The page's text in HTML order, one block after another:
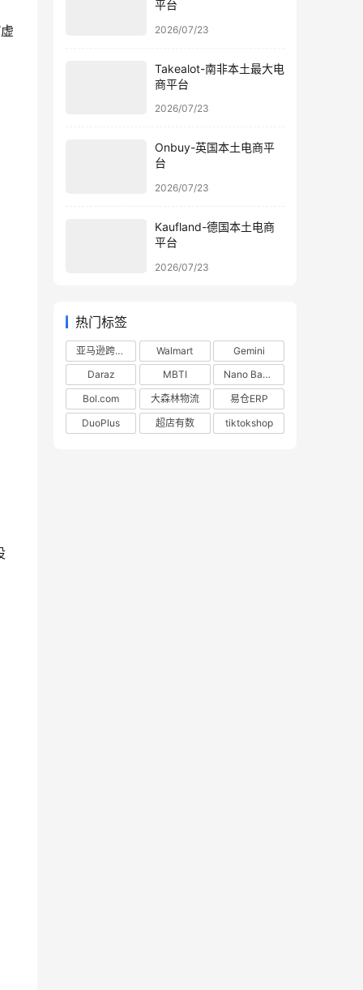
平台
2026/07/23
Takealot-南非本土最大电
商平台
2026/07/23
Onbuy-英国本土电商平
台
2026/07/23
Kaufland-德国本土电商
平台
2026/07/23
热门标签
亚马逊跨境电商 Walmart
Gemini
Daraz
MBTI
Nano Banana
Bol.com
大森林物流
易仓ERP
DuoPlus
超店有数 tiktokshop